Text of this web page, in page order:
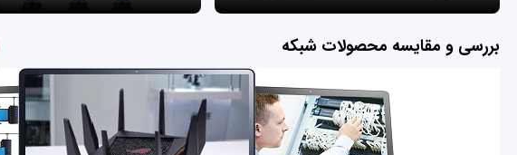
بررسی و مقایسه محصولات شبکه